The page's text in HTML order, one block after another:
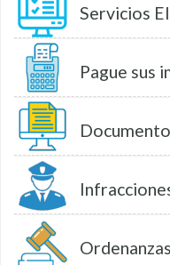
Servicios
Pague sus
Ordenanzas